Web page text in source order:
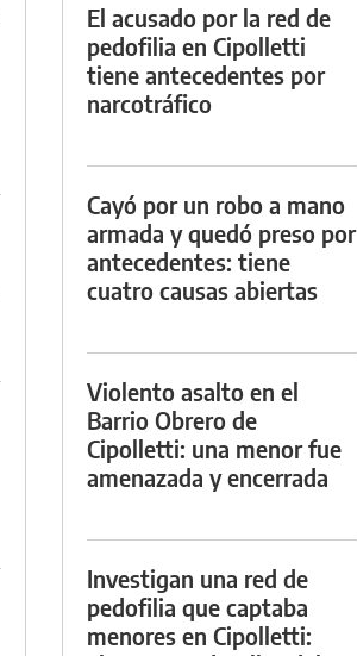
El acusado por la red de
pedofilia en Cipolletti
tiene antecedentes por
narcotráfico
Cayó por un robo a mano
armada y quedó preso por
antecedentes: tiene
cuatro causas abiertas
Violento asalto en el
Barrio Obrero de
Cipolletti: una menor fue
amenazada y encerrada
Investigan una red de
pedofilia que captaba
menores en Cipolletti: